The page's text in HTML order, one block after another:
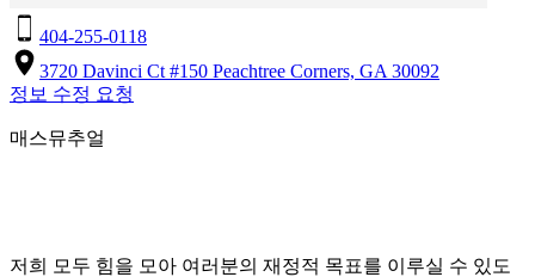
404-255-0118
3720 Davinci Ct #150 Peachtree Corners, GA 30092
정보 수정 요청
매스뮤추얼
저희 모두 힘을 모아 여러분의 재정적 목표를 이루실 수 있도